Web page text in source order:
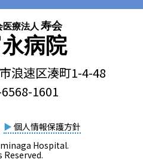
医療法人 寿会
病院
浪速区湊町1-4-48
1601
▶ 個人情報保護方針
Hospital.